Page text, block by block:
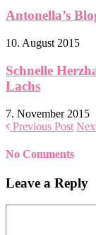
Antonella’s
10. August 2015
Schnelle
Lachs
7. November 2015
Previous Post
No Comments
Leave a Reply